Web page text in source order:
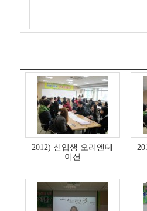
2012) 신입생 오리엔테
이션